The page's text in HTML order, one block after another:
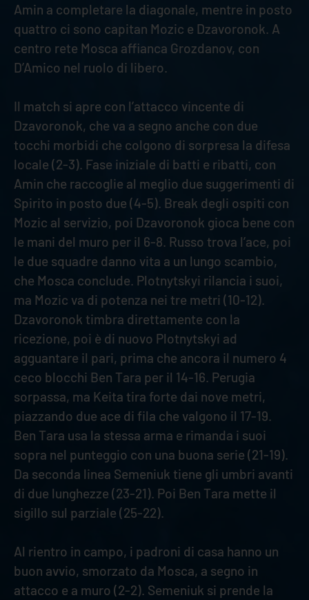
Amin a completare la diagonale, mentre in posto
quattro ci sono capitan Mozic e Dzavoronok. A
centro rete Mosca affianca Grozdanov, con
D’Amico nel ruolo di libero.
Il match si apre con l’attacco vincente di
Dzavoronok, che va a segno anche con due
tocchi morbidi che colgono di sorpresa la difesa
locale (2-3). Fase iniziale di batti e ribatti, con
Amin che raccoglie al meglio due suggerimenti di
Spirito in posto due (4-5). Break degli ospiti con
Mozic al servizio, poi Dzavoronok gioca bene con
le mani del muro per il 6-8. Russo trova l’ace, poi
le due squadre danno vita a un lungo scambio,
che Mosca conclude. Plotnytskyi rilancia i suoi,
ma Mozic va di potenza nei tre metri (10-12).
Dzavoronok timbra direttamente con la
ricezione, poi è di nuovo Plotnytskyi ad
agguantare il pari, prima che ancora il numero 4
ceco blocchi Ben Tara per il 14-16. Perugia
sorpassa, ma Keita tira forte dai nove metri,
piazzando due ace di fila che valgono il 17-19.
Ben Tara usa la stessa arma e rimanda i suoi
sopra nel punteggio con una buona serie (21-19).
Da seconda linea Semeniuk tiene gli umbri avanti
di due lunghezze (23-21). Poi Ben Tara mette il
sigillo sul parziale (25-22).
Al rientro in campo, i padroni di casa hanno un
buon avvio, smorzato da Mosca, a segno in
attacco e a muro (2-2). Semeniuk si prende la